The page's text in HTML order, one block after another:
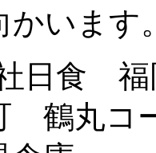
います。